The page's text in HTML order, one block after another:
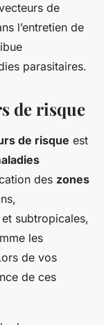
de
l’entretien de
parasitaires.
de risque
de risque est
des zones
subtropicales,
les
de vos
de ces